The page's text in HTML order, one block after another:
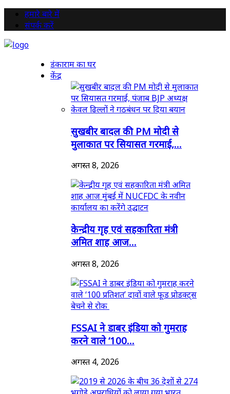
हमारे बारे में
संपर्क करें
डंकाराम का घर
केंद्र
सुखबीर बादल की PM मोदी से
मुलाकात पर सियासत गरमाई,...
अगस्त 8, 2026
केन्द्रीय गृह एवं सहकारिता मंत्री
अमित शाह आज...
अगस्त 8, 2026
FSSAI ने डाबर इंडिया को गुमराह
करने वाले ‘100...
अगस्त 4, 2026